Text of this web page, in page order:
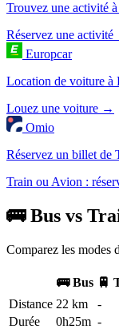
Trouvez une activité
Réservez une
Europcar
Location de voiture à
Louez une voiture →
Omio
Réservez un billet de
Train ou Avion :
🚌 Bus vs
Comparez les modes
🚌 Bus 🚆
Distance 22 km -
Durée
0h25m -